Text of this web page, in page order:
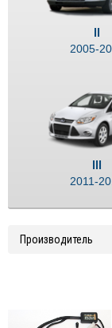
II
2005-
III
2011-